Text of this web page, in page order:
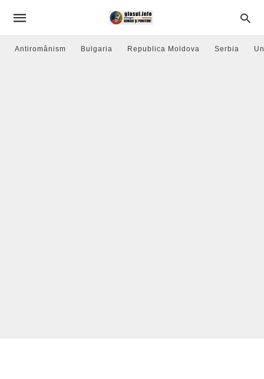
Antiromânism Bulgaria Republica Moldova Serbia